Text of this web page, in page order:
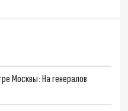
Москвы: На генералов